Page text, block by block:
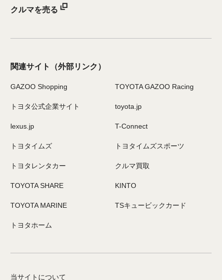
クルマを売る
関連サイト （外部リンク）
GAZOO Shopping TOYOTA GAZOO Racing
トヨタ公式企業サイト toyota.jp
lexus.jp T-Connect
トヨタイムズ トヨタイムズスポーツ
トヨタレンタカー クルマ買取
TOYOTA SHARE KINTO
TOYOTA MARINE TSキュービックカード
トヨタホーム
当サイトについて